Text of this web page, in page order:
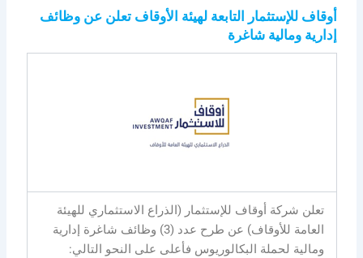
أوقاف للإستثمار التابعة لهيئة الأوقاف تعلن عن وظائف
إدارية ومالية شاغرة
تعلن شركة أوقاف للإستثمار (الذراع الاستثماري للهيئة
العامة للأوقاف) عن طرح عدد (3) وظائف شاغرة إدارية
ومالية لحملة البكالوريوس فأعلى على النحو التالي: